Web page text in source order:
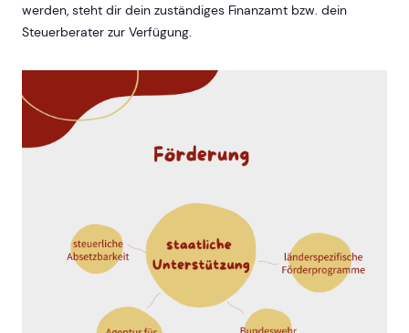
werden, steht dir dein zuständiges Finanzamt bzw. dein
Steuerberater zur Verfügung.